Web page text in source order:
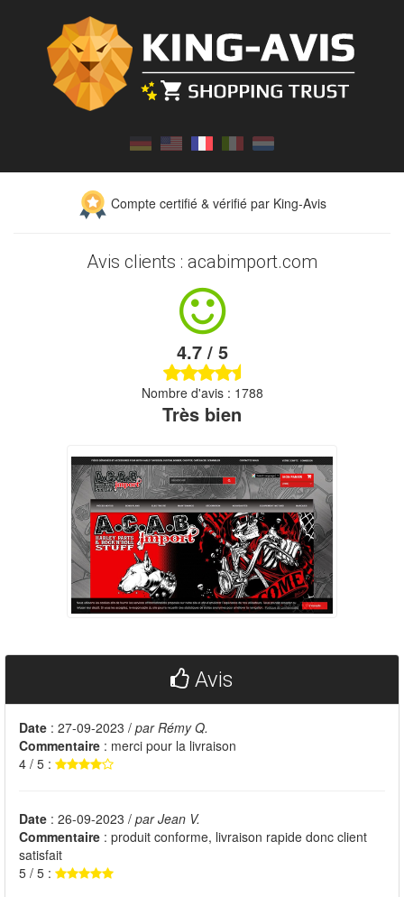
Compte certifié & vérifié par King-Avis
Avis clients : acabimport.com
4.7 / 5
Nombre d'avis : 1788
Très bien
Avis
Date : 27-09-2023 / par Rémy Q.
Commentaire : merci pour la livraison
4 / 5 :
Date : 26-09-2023 / par Jean V.
Commentaire : produit conforme, livraison rapide donc client
satisfait
5 / 5 :